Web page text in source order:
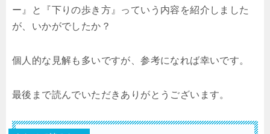
ー』と『下りの歩き方』っていう内容を紹介しました
が、いかがでしたか？
個人的な見解も多いですが、参考になれば幸いです。
最後まで読んでいただきありがとうございます。